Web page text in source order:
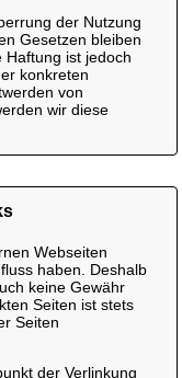
der Nutzung
Gesetzen bleiben
Haftung ist jedoch
konkreten
von
wir diese
Webseiten
haben. Deshalb
keine Gewähr
Seiten ist stets
Seiten
der Verlinkung